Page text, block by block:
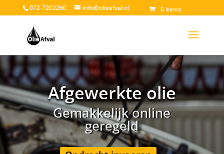
072-7202260 info@olieafval.nl 0 items
Afgewerkte olie
Gemakkelijk online
geregeld